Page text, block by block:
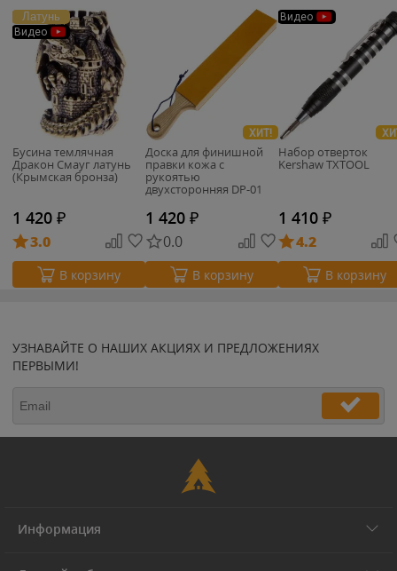
Латунь
Видео
Бусина темлячная
Дракон Смауг латунь
(Крымская бронза)
1 420 ₽
3.0
В корзину
ХИТ!
Доска для финишной
правки кожа с
рукоятью
двухсторонняя DP-01
1 420 ₽
0.0
В корзину
Видео
Набор отверток
Kershaw TXTOOL
1 410 ₽
4.2
В корзину
УЗНАВАЙТЕ О НАШИХ АКЦИЯХ И ПРЕДЛОЖЕНИЯХ
ПЕРВЫМИ!
Информация